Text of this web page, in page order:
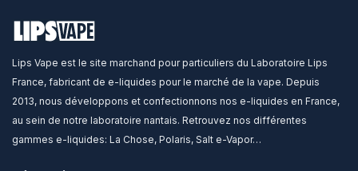
Lips Vape est le site marchand pour particuliers du Laboratoire Lips
France, fabricant de e-liquides pour le marché de la vape. Depuis
2013, nous développons et confectionnons nos e-liquides en France,
au sein de notre laboratoire nantais. Retrouvez nos différentes
gammes e-liquides: La Chose, Polaris, Salt e-Vapor…